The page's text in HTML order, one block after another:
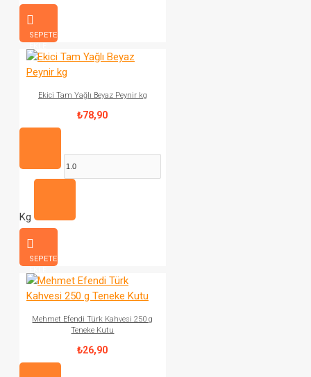
SEPETE
Ekici Tam Yağlı Beyaz Peynir kg
₺78,90
Kg
SEPETE
Mehmet Efendi Türk Kahvesi 250 g
Teneke Kutu
₺26,90